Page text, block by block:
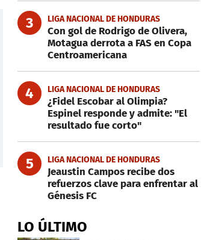
3 LIGA NACIONAL DE HONDURAS
Con gol de Rodrigo de Olivera,
Motagua derrota a FAS en Copa
Centroamericana
4 LIGA NACIONAL DE HONDURAS
¿Fidel Escobar al Olimpia?
Espinel responde y admite: "El
resultado fue corto"
5 LIGA NACIONAL DE HONDURAS
Jeaustin Campos recibe dos
refuerzos clave para enfrentar al
Génesis FC
LO ÚLTIMO